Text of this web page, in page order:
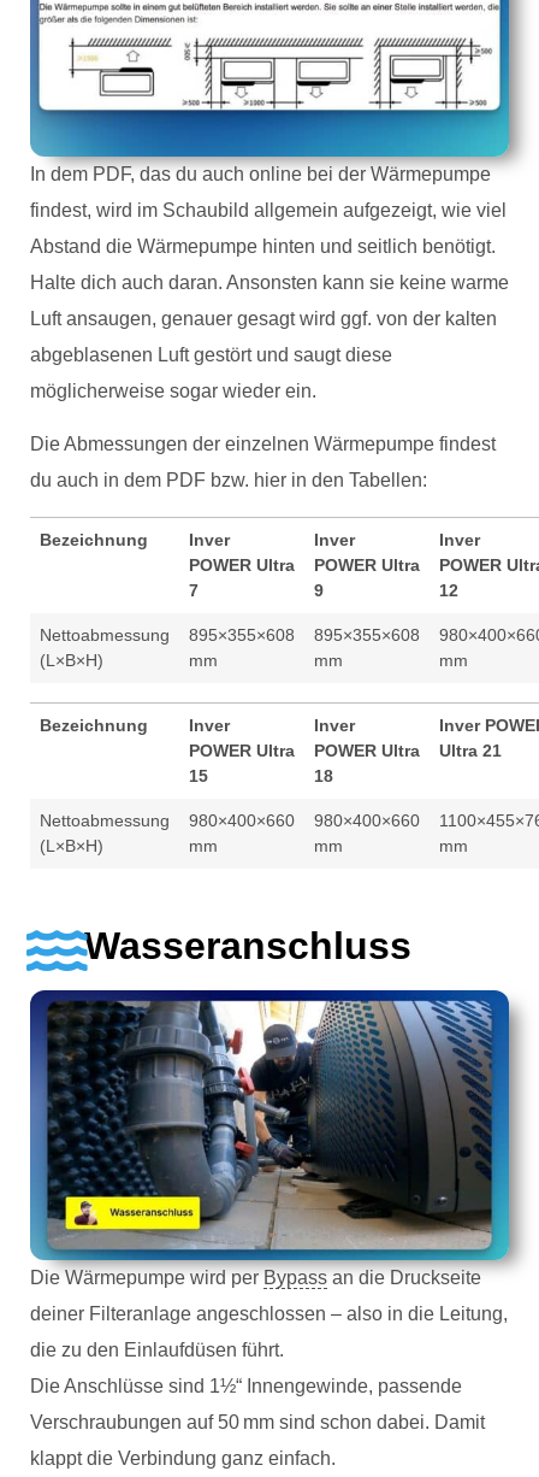
In dem PDF, das du auch online bei der Wärmepumpe
findest, wird im Schaubild allgemein aufgezeigt, wie viel
Abstand die Wärmepumpe hinten und seitlich benötigt.
Halte dich auch daran. Ansonsten kann sie keine warme
Luft ansaugen, genauer gesagt wird ggf. von der kalten
abgeblasenen Luft gestört und saugt diese
möglicherweise sogar wieder ein.
Die Abmessungen der einzelnen Wärmepumpe findest
du auch in dem PDF bzw. hier in den Tabellen:
Bezeichnung
Inver
POWER Ultra
7
Inver
POWER Ultra
9
Inver
POWER
12
Nettoabmessung
(L×B×H)
895×355×608
mm
895×355×608
mm
mm
Bezeichnung
Inver
POWER Ultra
15
Inver
POWER Ultra
18
Inver
Ultra 21
Nettoabmessung
(L×B×H)
980×400×660
mm
980×400×660
mm
mm
Wasseranschluss
Die Wärmepumpe wird perBypassan die Druckseite
deiner Filteranlage angeschlossen – also in die Leitung,
die zu den Einlaufdüsen führt.
Die Anschlüsse sind 1½“ Innengewinde, passende
Verschraubungen auf 50 mm sind schon dabei. Damit
klappt die Verbindung ganz einfach.